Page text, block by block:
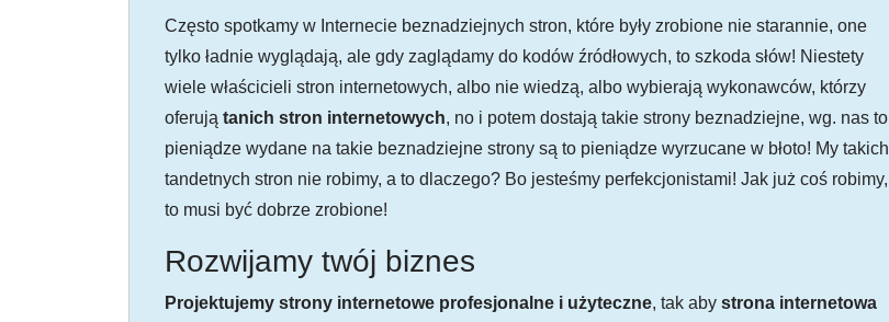
Często spotkamy w Internecie beznadziejnych stron, które były zrobione nie starannie, one
tylko ładnie wyglądają, ale gdy zaglądamy do kodów źródłowych, to szkoda słów! Niestety
wiele właścicieli stron internetowych, albo nie wiedzą, albo wybierają wykonawców, którzy
oferują tanich stron internetowych, no i potem dostają takie strony beznadziejne, wg. nas to
pieniądze wydane na takie beznadziejne strony są to pieniądze wyrzucane w błoto! My takich
tandetnych stron nie robimy, a to dlaczego? Bo jesteśmy perfekcjonistami! Jak już coś robimy,
to musi być dobrze zrobione!
Rozwijamy twój biznes
Projektujemy strony internetowe profesjonalne i użyteczne, tak aby strona internetowa